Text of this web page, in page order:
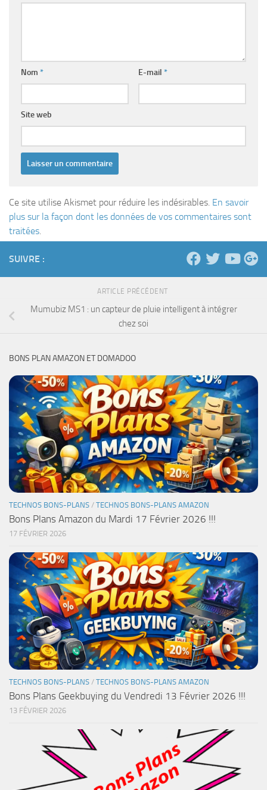
Nom * E-mail *
Site web
Ce site utilise Akismet pour réduire les indésirables. En savoir
plus sur la façon dont les données de vos commentaires sont
traitées.
SUIVRE :
ARTICLE PRÉCÉDENT
Mumubiz MS1 : un capteur de pluie intelligent à intégrer
chez soi
BONS PLAN AMAZON ET DOMADOO
TECHNOS BONS-PLANS / TECHNOS BONS-PLANS AMAZON
Bons Plans Amazon du Mardi 17 Février 2026 !!!
17 FÉVRIER 2026
TECHNOS BONS-PLANS / TECHNOS BONS-PLANS AMAZON
Bons Plans Geekbuying du Vendredi 13 Février 2026 !!!
13 FÉVRIER 2026